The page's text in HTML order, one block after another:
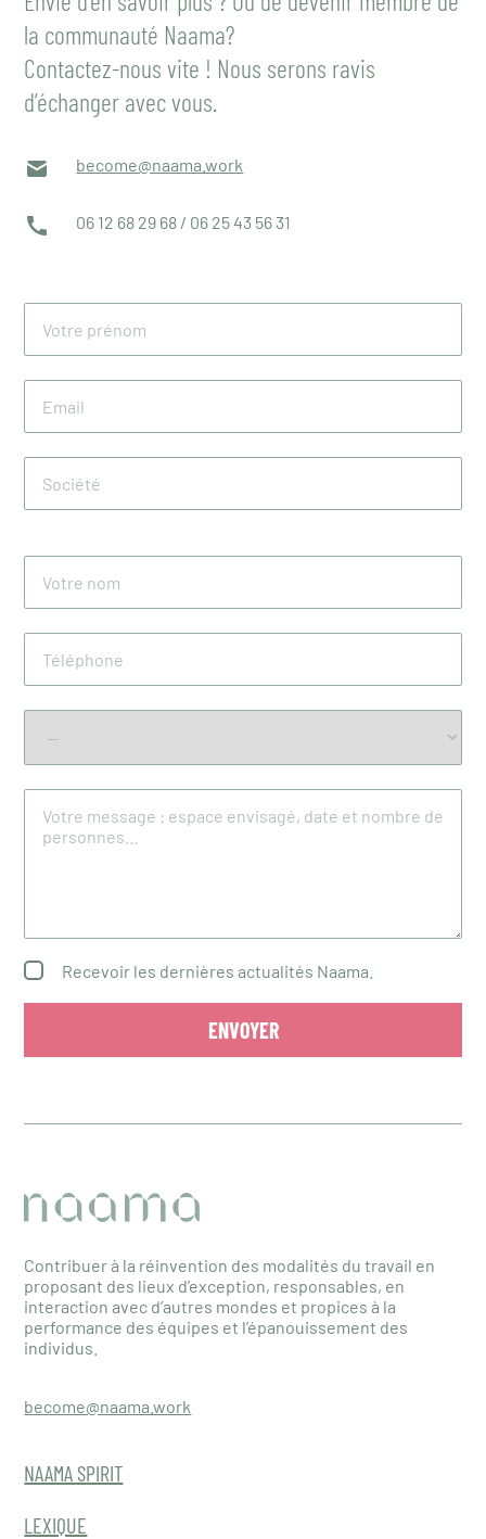
la communauté Naama?
Contactez-nous vite ! Nous serons ravis
d’échanger avec vous.
become@naama.work
06 12 68 29 68 / 06 25 43 56 31
Recevoir les dernières actualités Naama.
Contribuer à la réinvention des modalités du travail en
proposant des lieux d’exception, responsables, en
interaction avec d’autres mondes et propices à la
performance des équipes et l’épanouissement des
individus.
become@naama.work
NAAMA SPIRIT
LEXIQUE